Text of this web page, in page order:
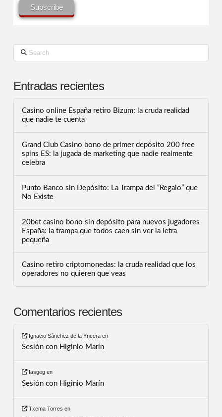
Search
Entradas recientes
Casino online España retiro Bizum: la cruda realidad
que nadie te cuenta
Grand Club Casino bono de primer depósito 200 free
spins ES: la jugada de marketing que nadie realmente
celebra
Punto Banco sin Depósito: La Trampa del “Regalo” que
No Existe
20bet casino bono sin depósito para nuevos jugadores
España: la trampa que todos caen sin ver la letra
pequeña
Casino retiro criptomonedas: la cruda realidad que los
operadores no quieren que veas
Comentarios recientes
Ignacio Sánchez de la Yncera en
Sesión con Higinio Marín
fasgeg en
Sesión con Higinio Marín
Txema Torres en